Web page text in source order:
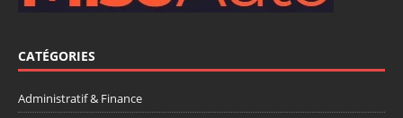
CATÉGORIES
Administratif & Finance